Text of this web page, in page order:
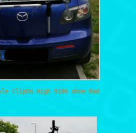
ClipOn High 9106 ohne Rad